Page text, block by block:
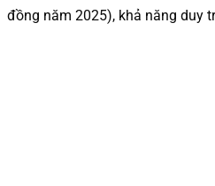
đồng năm 2025), khả năng duy